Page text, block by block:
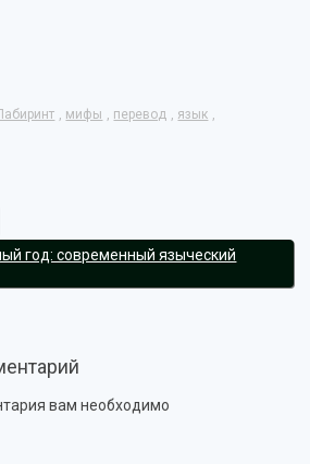
, мифы , перевод , язык ,
год: современный языческий
вам необходимо